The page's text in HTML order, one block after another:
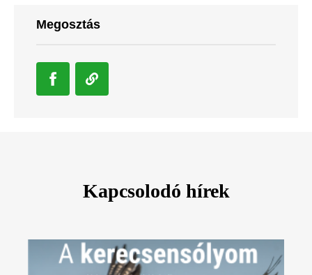
Megosztás
Kapcsolodó hírek